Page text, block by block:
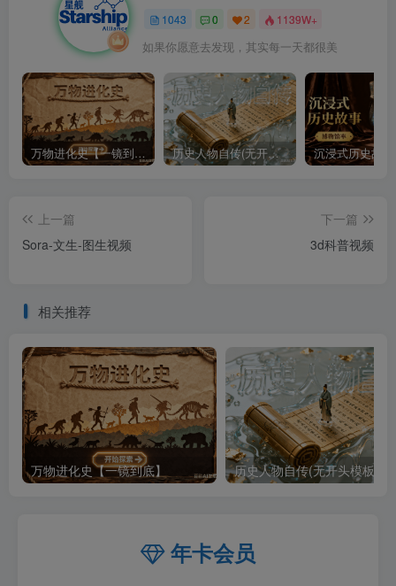
1043 0 2 1139W+
如果你愿意去发现，其实每一天都很美
万物进化史【一镜到底】 历史人物自传(无开头模板)
上一篇
Sora-文生-图生视频
下一篇
3d科普视频
相关推荐
万物进化史【一镜到底】 历史人物自传(无开头模板)
年卡会员